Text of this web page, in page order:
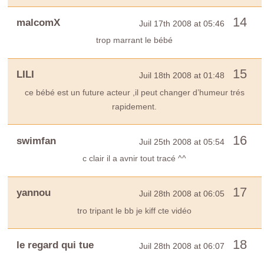
malcomX Juil 17th 2008 at 05:46 14
trop marrant le bébé
LILI Juil 18th 2008 at 01:48 15
ce bébé est un future acteur ,il peut changer d’humeur trés
rapidement.
swimfan Juil 25th 2008 at 05:54 16
c clair il a avnir tout tracé ^^
yannou Juil 28th 2008 at 06:05 17
tro tripant le bb je kiff cte vidéo
le regard qui tue Juil 28th 2008 at 06:07 18